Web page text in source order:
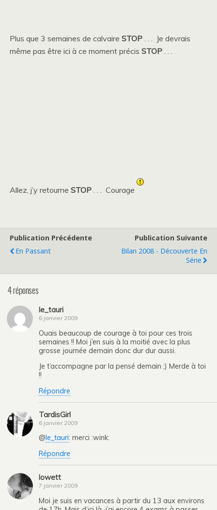
Plus que 3 semaines de calvaire STOP . . . Je devrais
même pas être ici à ce moment précis STOP . . .
Allez, j’y retourne STOP . . . Courage
Publication Précédente
En Passant
Publication Suivante
Bilan 2008 - Découverte En
Série
4 réponses
le_tauri
6 janvier 2009
Ouais beaucoup de courage à toi pour ces trois
semaines !! Moi j’en suis à la moitié avec la plus
grosse journée demain donc dur dur aussi.
Je t’accompagne par la pensé demain ;) Merde à toi
!!
Répondre
TardisGirl
6 janvier 2009
@ le_tauri: merci :wink:
Répondre
lowett
7 janvier 2009
Moi je suis en vacances à partir du 13 aux environs